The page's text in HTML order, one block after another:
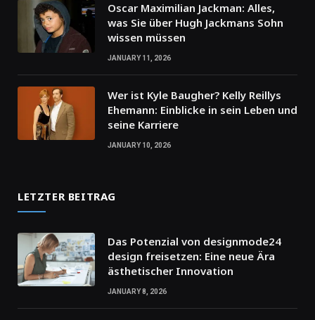
Oscar Maximilian Jackman: Alles,
was Sie über Hugh Jackmans Sohn
wissen müssen
JANUARY 11, 2026
Wer ist Kyle Baugher? Kelly Reillys
Ehemann: Einblicke in sein Leben und
seine Karriere
JANUARY 10, 2026
LETZTER BEITRAG
Das Potenzial von designmode24
design freisetzen: Eine neue Ära
ästhetischer Innovation
JANUARY 8, 2026